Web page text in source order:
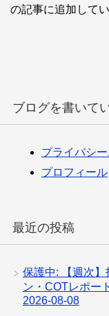
の記事に追加して
ブログを書いて
プライバシ
プロフィール
最近の投稿
保護中: 【週次】
ン・COTレポー
2026-08-08